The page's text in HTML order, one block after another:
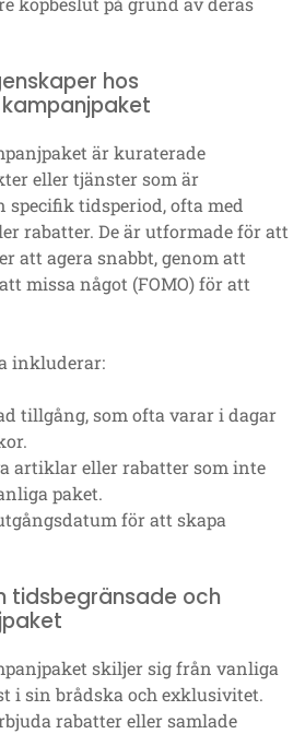
hos
är kuraterade
eller tjänster som är
tidsperiod, ofta med
rabatter. De är utformade för att
att agera snabbt, genom att
missa något (FOMO) för att
inkluderar:
tillgång, som ofta varar i dagar
artiklar eller rabatter som inte
paket.
för att skapa
tidsbegränsade och
skiljer sig från vanliga
i sin brådska och exklusivitet.
rabatter eller samlade